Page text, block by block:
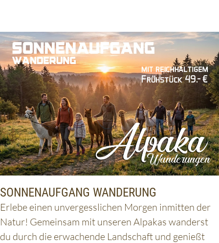
SONNENAUFGANG WANDERUNG
Erlebe einen unvergesslichen Morgen inmitten der
Natur! Gemeinsam mit unseren Alpakas wanderst
du durch die erwachende Landschaft und genießt